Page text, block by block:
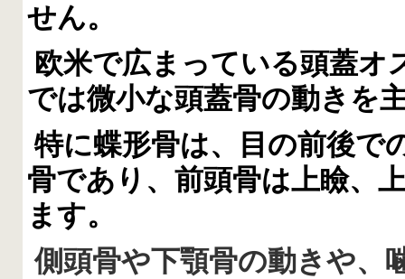
せん。
欧米で広まっている頭蓋オ
では微小な頭蓋骨の動きを
特に蝶形骨は、目の前後で
骨であり、前頭骨は上瞼、
ます。
側頭骨や下顎骨の動きや、